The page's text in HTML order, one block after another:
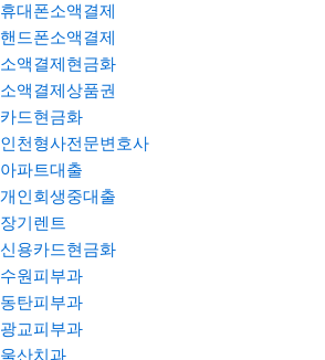
휴대폰소액결제
핸드폰소액결제
소액결제현금화
소액결제상품권
카드현금화
인천형사전문변호사
아파트대출
개인회생중대출
장기렌트
신용카드현금화
수원피부과
동탄피부과
광교피부과
울산치과